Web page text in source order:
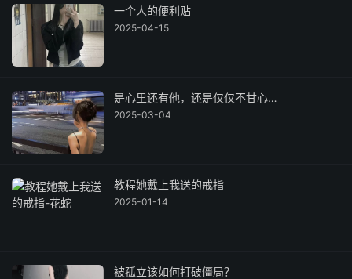
一个人的便利贴
2025-04-15
是心里还有他，还是仅仅不甘心…
2025-03-04
教程她戴上我送的戒指
2025-01-14
被孤立该如何打破僵局？